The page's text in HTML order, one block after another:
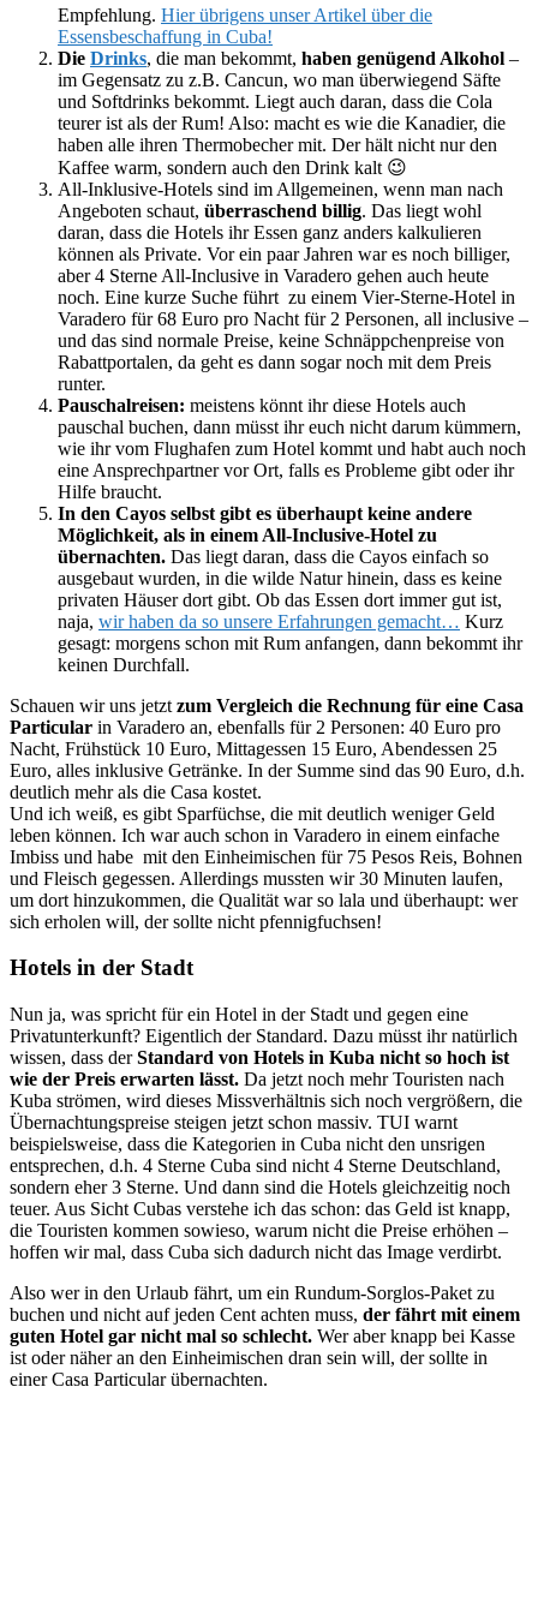
Empfehlung. Hier übrigens unser Artikel über die
Essensbeschaffung in Cuba!
Die Drinks, die man bekommt, haben genügend Alkohol –
im Gegensatz zu z.B. Cancun, wo man überwiegend Säfte
und Softdrinks bekommt. Liegt auch daran, dass die Cola
teurer ist als der Rum! Also: macht es wie die Kanadier, die
haben alle ihren Thermobecher mit. Der hält nicht nur den
Kaffee warm, sondern auch den Drink kalt 😉
All-Inklusive-Hotels sind im Allgemeinen, wenn man nach
Angeboten schaut, überraschend billig. Das liegt wohl
daran, dass die Hotels ihr Essen ganz anders kalkulieren
können als Private. Vor ein paar Jahren war es noch billiger,
aber 4 Sterne All-Inclusive in Varadero gehen auch heute
noch. Eine kurze Suche führt zu einem Vier-Sterne-Hotel in
Varadero für 68 Euro pro Nacht für 2 Personen, all inclusive –
und das sind normale Preise, keine Schnäppchenpreise von
Rabattportalen, da geht es dann sogar noch mit dem Preis
runter.
Pauschalreisen: meistens könnt ihr diese Hotels auch
pauschal buchen, dann müsst ihr euch nicht darum kümmern,
wie ihr vom Flughafen zum Hotel kommt und habt auch noch
eine Ansprechpartner vor Ort, falls es Probleme gibt oder ihr
Hilfe braucht.
In den Cayos selbst gibt es überhaupt keine andere
Möglichkeit, als in einem All-Inclusive-Hotel zu
übernachten. Das liegt daran, dass die Cayos einfach so
ausgebaut wurden, in die wilde Natur hinein, dass es keine
privaten Häuser dort gibt. Ob das Essen dort immer gut ist,
naja, wir haben da so unsere Erfahrungen gemacht… Kurz
gesagt: morgens schon mit Rum anfangen, dann bekommt ihr
keinen Durchfall.
Schauen wir uns jetzt zum Vergleich die Rechnung für eine Casa
Particular in Varadero an, ebenfalls für 2 Personen: 40 Euro pro
Nacht, Frühstück 10 Euro, Mittagessen 15 Euro, Abendessen 25
Euro, alles inklusive Getränke. In der Summe sind das 90 Euro, d.h.
deutlich mehr als die Casa kostet.
Und ich weiß, es gibt Sparfüchse, die mit deutlich weniger Geld
leben können. Ich war auch schon in Varadero in einem einfache
Imbiss und habe mit den Einheimischen für 75 Pesos Reis, Bohnen
und Fleisch gegessen. Allerdings mussten wir 30 Minuten laufen,
um dort hinzukommen, die Qualität war so lala und überhaupt: wer
sich erholen will, der sollte nicht pfennigfuchsen!
Hotels in der Stadt
Nun ja, was spricht für ein Hotel in der Stadt und gegen eine
Privatunterkunft? Eigentlich der Standard. Dazu müsst ihr natürlich
wissen, dass derStandard von Hotels in Kuba nicht so hoch ist
wie der Preis erwarten lässt. Da jetzt noch mehr Touristen nach
Kuba strömen, wird dieses Missverhältnis sich noch vergrößern, die
Übernachtungspreise steigen jetzt schon massiv. TUI warnt
beispielsweise, dass die Kategorien in Cuba nicht den unsrigen
entsprechen, d.h. 4 Sterne Cuba sind nicht 4 Sterne Deutschland,
sondern eher 3 Sterne. Und dann sind die Hotels gleichzeitig noch
teuer. Aus Sicht Cubas verstehe ich das schon: das Geld ist knapp,
die Touristen kommen sowieso, warum nicht die Preise erhöhen –
hoffen wir mal, dass Cuba sich dadurch nicht das Image verdirbt.
Also wer in den Urlaub fährt, um ein Rundum-Sorglos-Paket zu
buchen und nicht auf jeden Cent achten muss, der fährt mit einem
guten Hotel gar nicht mal so schlecht. Wer aber knapp bei Kasse
ist oder näher an den Einheimischen dran sein will, der sollte in
einer Casa Particular übernachten.